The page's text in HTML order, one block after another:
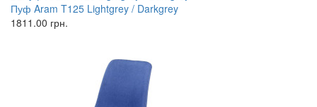
Пуф Aram T125 Lightgrey / Darkgrey
1811.00 грн.